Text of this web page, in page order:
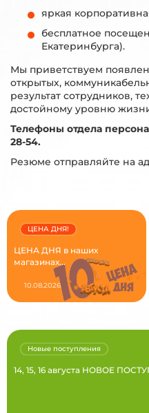
яркая
бесплатное
Екатеринбурга).
Мы приветствуем
открытых,
результат сотрудников,
достойному уровню
Телефоны отдела
28-54.
Резюме отправляйте на
ЦЕНА ДНЯ в наших
магазинах...
ЦЕНА ДНЯ!
10.08.2026
14, 15, 16 августа НОВОЕ
Новые поступления